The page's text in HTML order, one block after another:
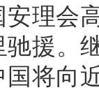
理会
援。
将向